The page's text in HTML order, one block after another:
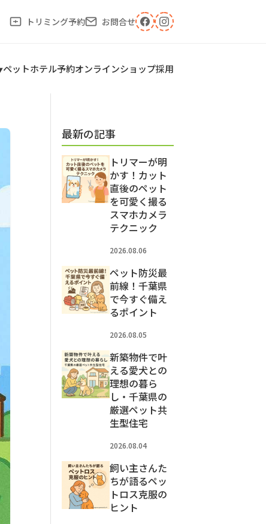
トリミング予約 お問合せ
ペットホテル予約オンラインショップ採用
最新の記事
トリマーが明
かす！カット
直後のペット
を可愛く撮る
スマホカメラ
テクニック
2026.08.06
ペット防災最
前線！千葉県
で今すぐ備え
るポイント
2026.08.05
新築物件で叶
える愛犬との
理想の暮ら
し・千葉県の
厳選ペット共
生型住宅
2026.08.04
飼い主さんた
ちが語るペッ
トロス克服の
ヒント